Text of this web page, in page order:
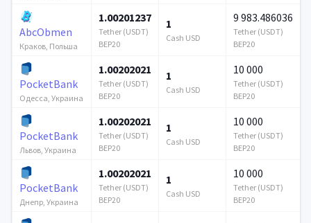
AbcObmen
Краков, Польша
1.00201237
Tether (USDT)
BEP20
1
Cash USD
9 983.486036
Tether (USDT)
BEP20
PocketBank
Одесса, Украина
1.00202021
Tether (USDT)
BEP20
1
Cash USD
10 000
Tether (USDT)
BEP20
PocketBank
Львов, Украина
1.00202021
Tether (USDT)
BEP20
1
Cash USD
10 000
Tether (USDT)
BEP20
PocketBank
Днепр, Украина
1.00202021
Tether (USDT)
BEP20
1
Cash USD
10 000
Tether (USDT)
BEP20